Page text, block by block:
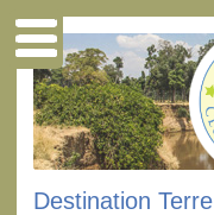
Destination Terre